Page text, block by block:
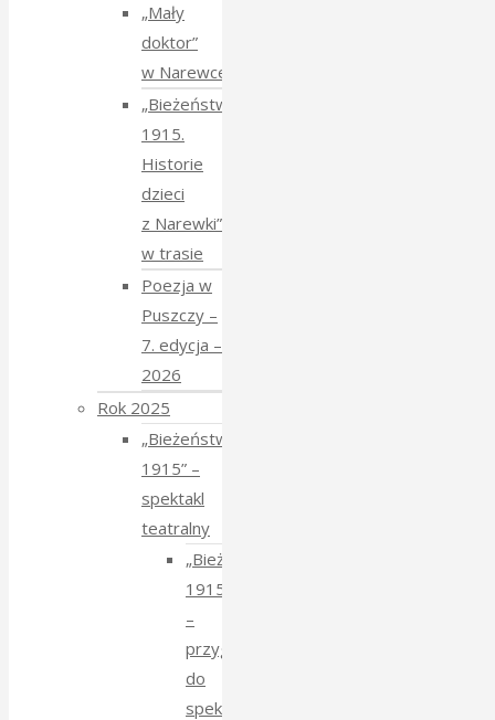
„Mały
doktor”
w Narewce
„Bieżeństwo
1915.
Historie
dzieci
z Narewki”
w trasie
Poezja w
Puszczy –
7. edycja –
2026
Rok 2025
„Bieżeństwo
1915” –
spektakl
teatralny
„Bieżeństwo
1915”
–
przygotowania
do
spektaklu